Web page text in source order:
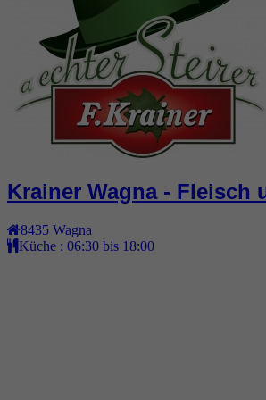
Krainer Wagna - Fleisch
8435 Wagna
Küche : 06:30 bis 18:00